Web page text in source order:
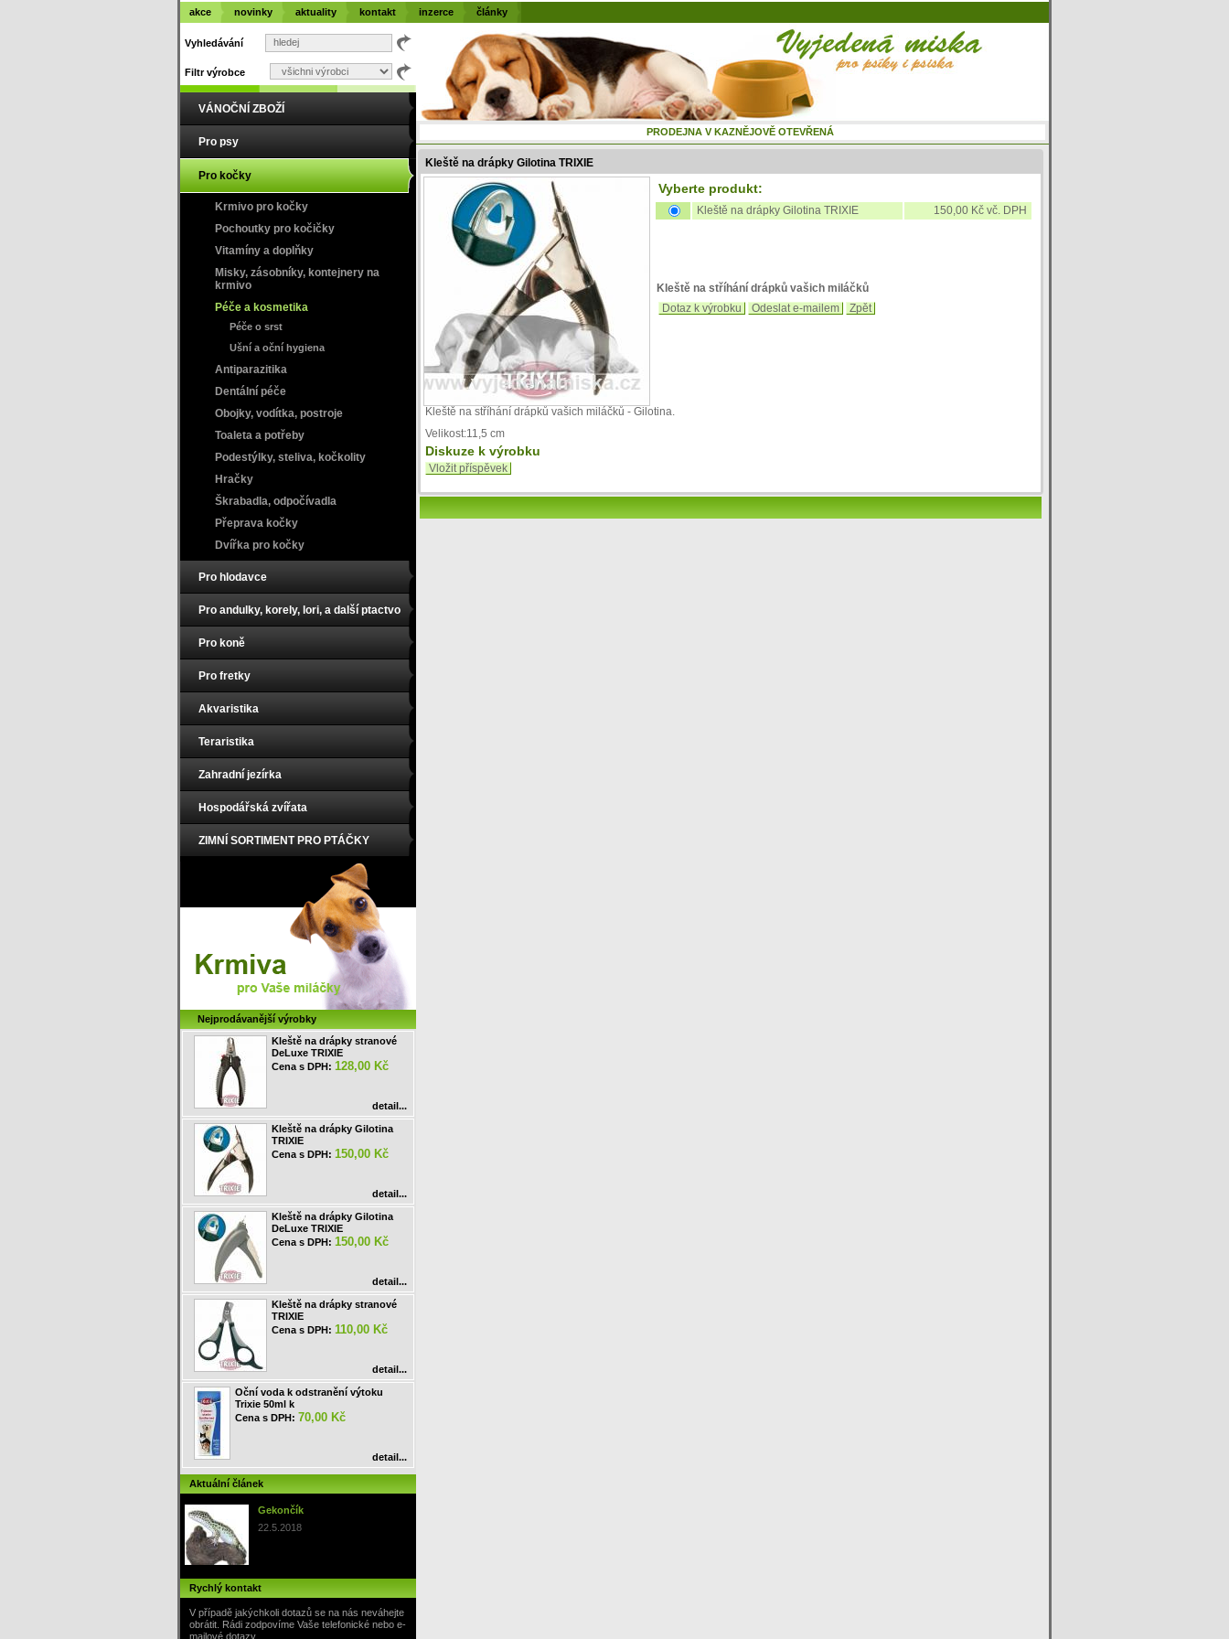
Kleště na drápky Gilotina TRIXIE
Vyberte produkt:
Kleště na drápky Gilotina TRIXIE 150,00 Kč vč. DPH
Kleště na stříhání drápků vašich miláčků
Dotaz k výrobku
Odeslat e-mailem Zpět
Kleště na stříhání drápků vašich miláčků - Gilotina.
Velikost:11,5 cm
Diskuze k výrobku
Vložit příspěvek
PRODEJNA V KAZNĚJOVĚ OTEVŘENÁ
Vyhledávání
Filtr výrobce
VÁNOČNÍ ZBOŽÍ
Pro psy
Pro kočky
Krmivo pro kočky
Pochoutky pro kočičky
Vitamíny a doplňky
Misky, zásobníky, kontejnery na
krmivo
Péče a kosmetika
Péče o srst
Ušní a oční hygiena
Antiparazitika
Dentální péče
Obojky, vodítka, postroje
Toaleta a potřeby
Podestýlky, steliva, kočkolity
Hračky
Škrabadla, odpočívadla
Přeprava kočky
Dvířka pro kočky
Pro hlodavce
Pro andulky, korely, lori, a další ptactvo
Pro koně
Pro fretky
Akvaristika
Teraristika
Zahradní jezírka
Hospodářská zvířata
ZIMNÍ SORTIMENT PRO PTÁČKY
Nejprodávanější výrobky
Kleště na drápky stranové
DeLuxe TRIXIE
Cena s DPH: 128,00 Kč
detail...
Kleště na drápky Gilotina
TRIXIE
Cena s DPH: 150,00 Kč
detail...
Kleště na drápky Gilotina
DeLuxe TRIXIE
Cena s DPH: 150,00 Kč
detail...
Kleště na drápky stranové
TRIXIE
Cena s DPH: 110,00 Kč
detail...
Oční voda k odstranění výtoku
Trixie 50ml k
Cena s DPH: 70,00 Kč
detail...
Aktuální článek
Gekončík
22.5.2018
Rychlý kontakt
V případě jakýchkoli dotazů se na nás neváhejte
obrátit. Rádi zodpovíme Vaše telefonické nebo e-
mailové dotazy.
akce novinky aktuality kontakt inzerce články